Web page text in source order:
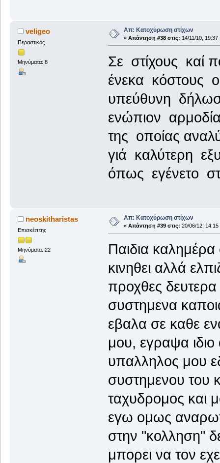
veligeo
Περαστικός
Μηνύματα: 8
Απ: Κατοχύρωση στίχων
« Απάντηση #38 στις: 14/11/10, 19:37
Σε στίχους καί
ένεκα κόστους
υπεύθυνη
ενώπιον
της οποίας
γιά καλύτερη
όπως εγένετο
neoskitharistas
Επισκέπτης
Μηνύματα: 22
Απ: Κατοχύρωση στίχων
« Απάντηση #39 στις: 20/06/12, 14:15
Παιδια καλημέρα
κινηθει αλλά
προχθες
συστημενα
εβαλα σε καθε
μου, εγραψα
υπαλληλος μου
συστημενου του
ταχυδρομος και
εγω ομως
στην "κολληση"
μπορει να τον